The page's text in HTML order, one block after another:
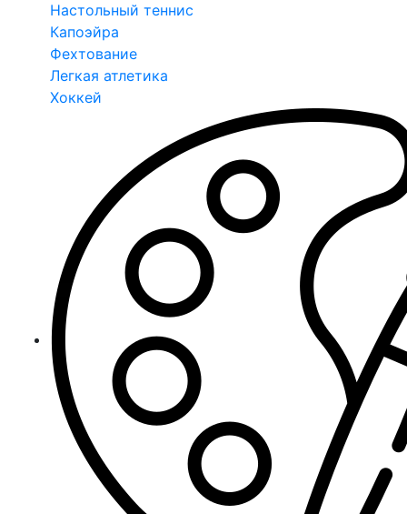
Настольный теннис
Капоэйра
Фехтование
Легкая атлетика
Хоккей